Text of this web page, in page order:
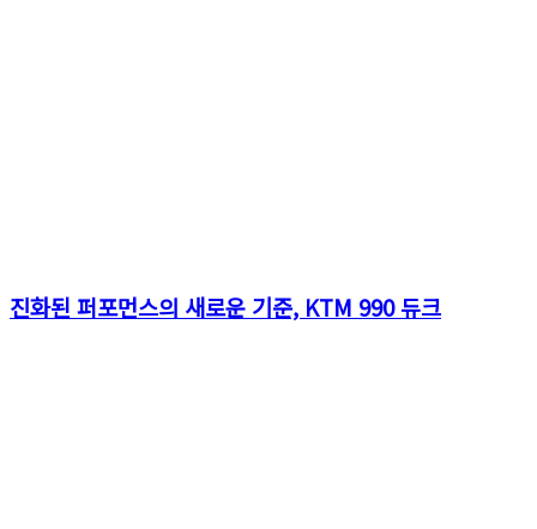
진화된 퍼포먼스의 새로운 기준, KTM 990 듀크